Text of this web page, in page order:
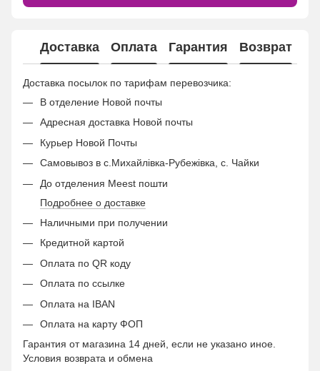
Доставка Оплата Гарантия Возврат
Доставка посылок по тарифам перевозчика:
В отделение Новой почты
Адресная доставка Новой почты
Курьер Новой Почты
Самовывоз в с.Михайлівка-Рубежівка, с. Чайки
До отделения Meest пошти
Подробнее о доставке
Наличными при получении
Кредитной картой
Оплата по QR коду
Оплата по ссылке
Оплата на IBAN
Оплата на карту ФОП
Гарантия от магазина 14 дней, если не указано иное.
Условия возврата и обмена